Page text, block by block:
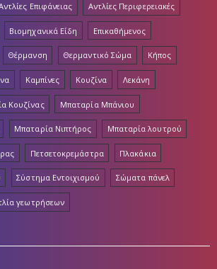
Επιφάνειας Αντλίες Περιφερειακές
Βιομηχανικά Είδη Επικαθήμενος
Θέρμανση Θερμαντικό Σώμα Κήπος
Καμπίνες Κουζίνα Λεκάνη
Κουζίνας Μπαταρία Μπάνιου
Μπαταρία Νιπτήρος Μπαταρία λουτρού
Πετσετοκρεμάστρα Πλακάκια
Σύστημα Εντοιχισμού Σώματα πάνελ
γεωτρήσεων